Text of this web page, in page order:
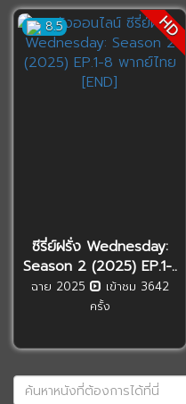
8.5 HD
ซีรี่ย์ฝรั่ง Wednesday:
Season 2 (2025) EP.1-..
ฉาย 2025
เข้าชม 3642
ครั้ง